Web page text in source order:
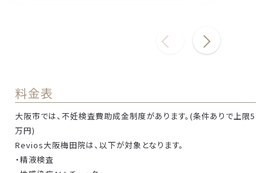
料金表
大阪市では、不妊検査費助成金制度があります。(条件ありで上限5
万円)
Revios大阪梅田院は、以下が対象となります。
・精液検査